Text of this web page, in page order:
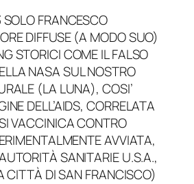
FRANCESCO
DIFFUSE (A MODO SUO)
STORICI COME IL FALSO
NASA SUL NOSTRO
(LA LUNA), COSI’
DELL’AIDS, CORRELATA
VACCINICA CONTRO
AVVIATA,
SANITARIE U.S.A.,
CITTÀ DI SAN FRANCISCO)